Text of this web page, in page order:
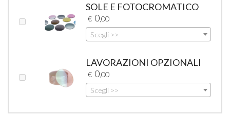
SOLE E FOTOCROMATICO
€ 0,00
Scegli >>
LAVORAZIONI OPZIONALI
€ 0,00
Scegli >>